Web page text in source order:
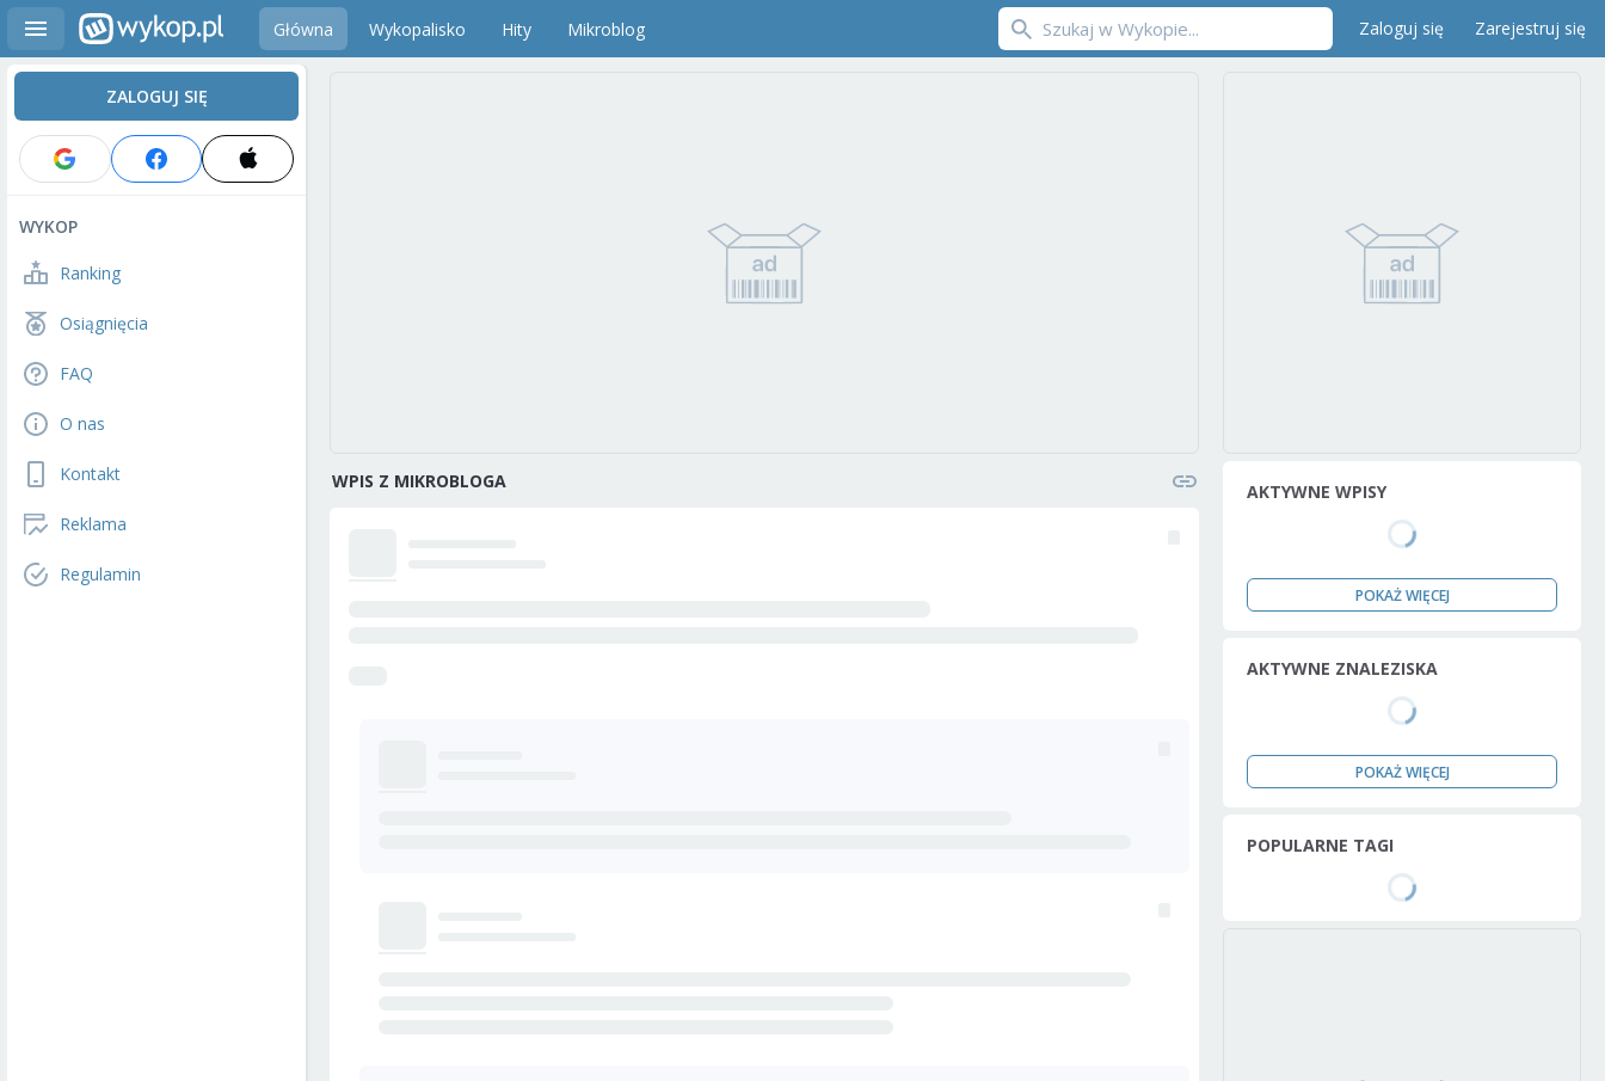
Główna Wykopalisko Hity Mikroblog Zaloguj się Zarejestruj się
ZALOGUJ SIĘ
WYKOP
Ranking
Osiągnięcia
FAQ
O nas
Kontakt
Reklama
Regulamin
WPIS Z MIKROBLOGA AKTYWNE WPISY
POKAŻ WIĘCEJ
AKTYWNE ZNALEZISKA
POKAŻ WIĘCEJ
POPULARNE TAGI